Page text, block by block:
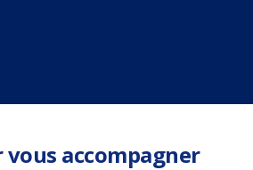
accompagner